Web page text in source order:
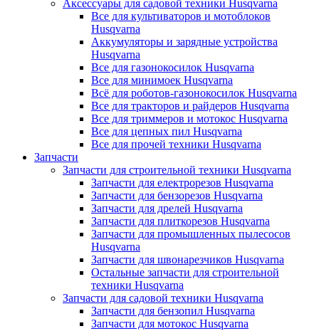
Аксессуары для садовой техники Husqvarna
Все для культиваторов и мотоблоков
Husqvarna
Аккумуляторы и зарядные устройства
Husqvarna
Все для газонокосилок Husqvarna
Все для минимоек Husqvarna
Всё для роботов-газонокосилок Husqvarna
Все для тракторов и райдеров Husqvarna
Все для триммеров и мотокос Husqvarna
Все для цепных пил Husqvarna
Все для прочей техники Husqvarna
Запчасти
Запчасти для строительной техники Husqvarna
Запчасти для електрорезов Husqvarna
Запчасти для бензорезов Husqvarna
Запчасти для дрелей Husqvarna
Запчасти для плиткорезов Husqvarna
Запчасти для промышленных пылесосов
Husqvarna
Запчасти для швонарезчиков Husqvarna
Остальные запчасти для строительной
техники Husqvarna
Запчасти для садовой техники Husqvarna
Запчасти для бензопил Husqvarna
Запчасти для мотокос Husqvarna